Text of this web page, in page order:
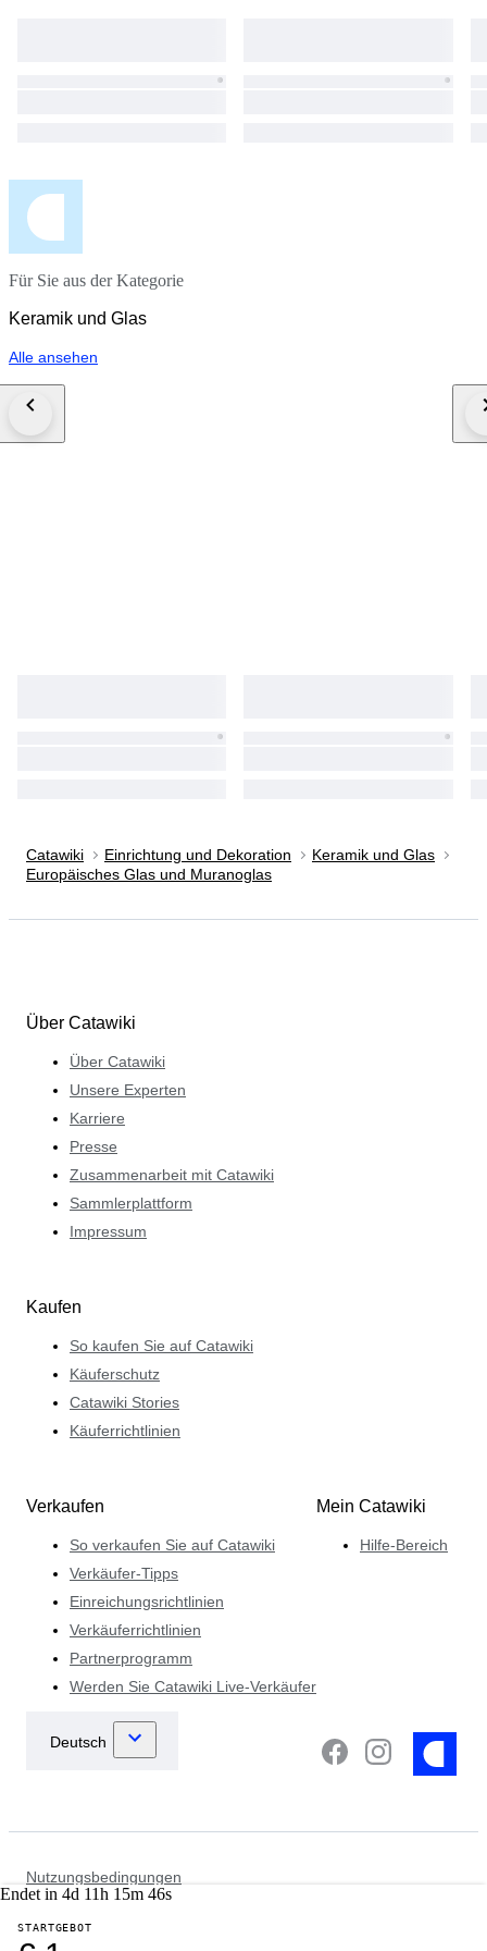
Endet in 4d 11h 15m 46s
STARTGEBOT
Für Sie aus der Kategorie
Keramik und Glas
Alle ansehen
Catawiki Einrichtung und Dekoration
Keramik und Glas
Europäisches Glas und Muranoglas
Über Catawiki
Über Catawiki
Unsere Experten
Karriere
Presse
Zusammenarbeit mit Catawiki
Sammlerplattform
Impressum
Kaufen
So kaufen Sie auf Catawiki
Käuferschutz
Catawiki Stories
Käuferrichtlinien
Verkaufen
So verkaufen Sie auf Catawiki
Verkäufer-Tipps
Einreichungsrichtlinien
Verkäuferrichtlinien
Partnerprogramm
Werden Sie Catawiki Live-Verkäufer
Mein Catawiki
Hilfe-Bereich
Nutzungsbedingungen
Datenschutzhinweis
Strafverfolgungsrichtlinie